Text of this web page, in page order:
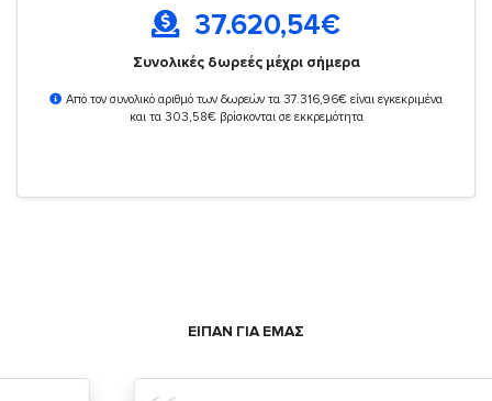
37.620,54€
Συνολικές δωρεές μέχρι σήμερα
Από τον συνολικό αριθμό των δωρεών τα 37.316,96€ είναι εγκεκριμένα
και τα 303,58€ βρίσκονται σε εκκρεμότητα
ΕΙΠΑΝ ΓΙΑ ΕΜΑΣ